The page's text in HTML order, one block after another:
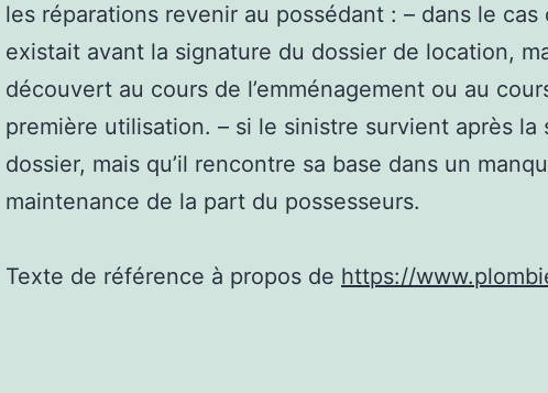
les réparations revenir au possédant : – dans le cas
existait avant la signature du dossier de location,
découvert au cours de l’emménagement ou au
première utilisation. – si le sinistre survient après la
dossier, mais qu’il rencontre sa base dans un
maintenance de la part du possesseurs.
Texte de référence à propos de https://